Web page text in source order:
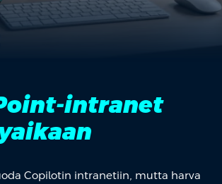
intranet
Copilotin intranetiin, mutta harva